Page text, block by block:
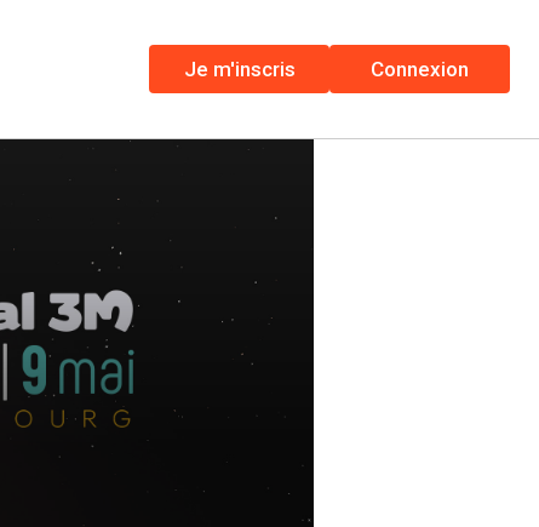
Je m'inscris Connexion